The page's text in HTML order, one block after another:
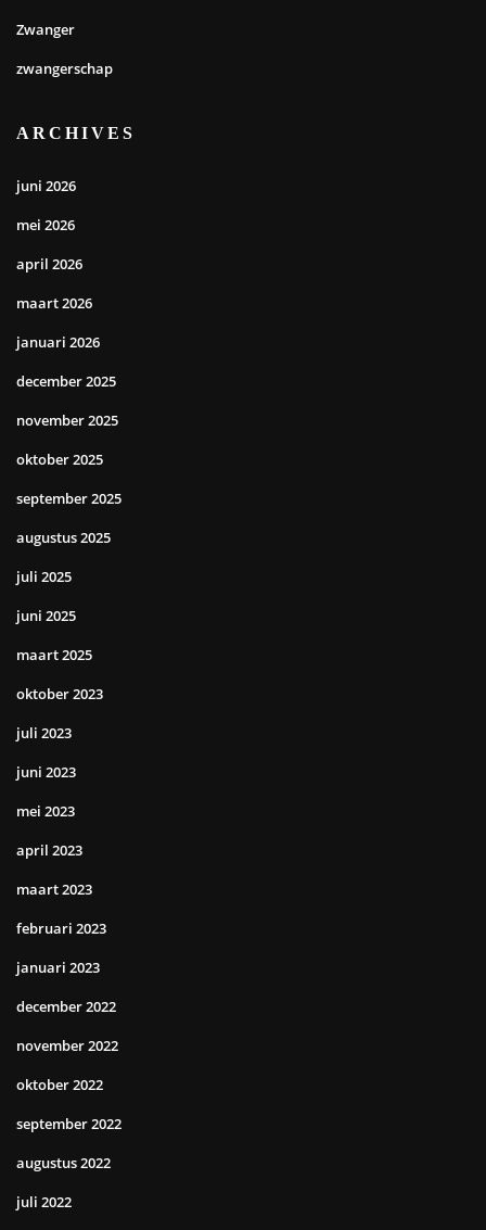
Zwanger
zwangerschap
ARCHIVES
juni 2026
mei 2026
april 2026
maart 2026
januari 2026
december 2025
november 2025
oktober 2025
september 2025
augustus 2025
juli 2025
juni 2025
maart 2025
oktober 2023
juli 2023
juni 2023
mei 2023
april 2023
maart 2023
februari 2023
januari 2023
december 2022
november 2022
oktober 2022
september 2022
augustus 2022
juli 2022